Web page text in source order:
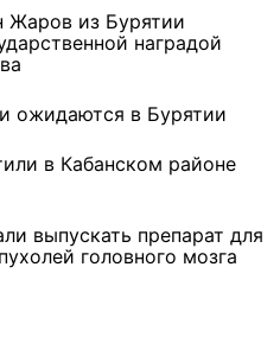
Жаров из Бурятии
наградой
ожидаются в Бурятии
в Кабанском районе
выпускать препарат для
головного мозга